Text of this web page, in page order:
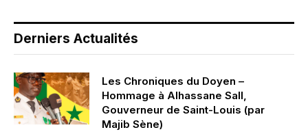
Derniers Actualités
Les Chroniques du Doyen –
Hommage à Alhassane Sall,
Gouverneur de Saint-Louis (par
Majib Sène)